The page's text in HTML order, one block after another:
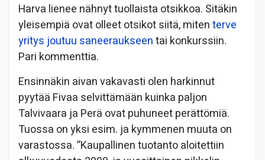
Harva lienee nähnyt tuollaista otsikkoa. Sitäkin
yleisempiä ovat olleet otsikot siitä, mitenterve
yritys joutuu saneeraukseentai konkurssiin.
Pari kommenttia.
Ensinnäkin aivan vakavasti olen harkinnut
pyytää Fivaa selvittämään kuinka paljon
Talvivaara ja Perä ovat puhuneet perättömiä.
Tuossa on yksi esim. ja kymmenen muuta on
varastossa. ”Kaupallinen tuotanto aloitettiin